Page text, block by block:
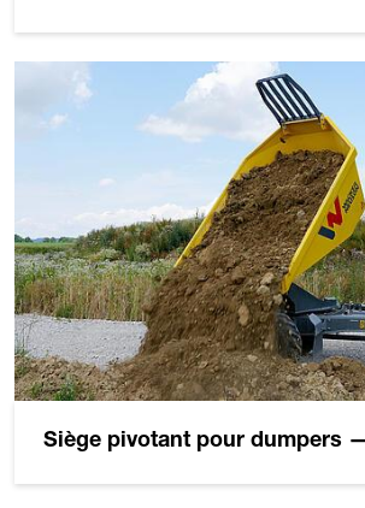
Siège pivotant pour dumpers